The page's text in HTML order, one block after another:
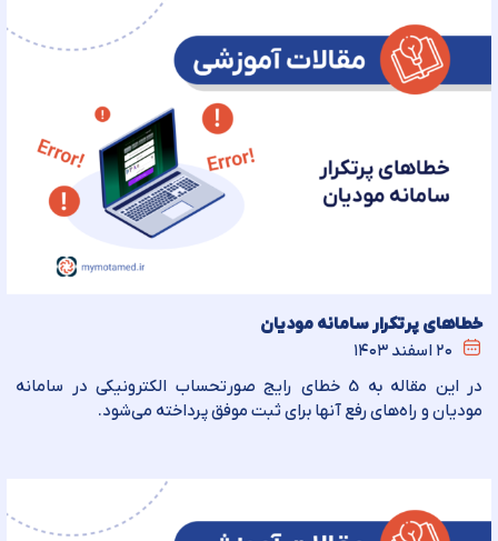
خطاهای پرتکرار سامانه مودیان
۲۰ اسفند ۱۴۰۳
در این مقاله به 5 خطای رایج صورتحساب الکترونیکی در سامانه
مودیان و راه‌های رفع آنها برای ثبت موفق پرداخته می‌شود.